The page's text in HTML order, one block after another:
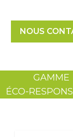
NOUS
GAMME
ÉCO-